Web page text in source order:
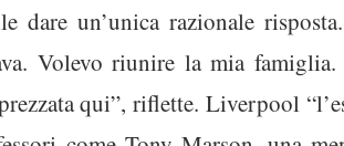
dare un’unica razionale
Volevo riunire la mia
qui”, riflette. Liverpool